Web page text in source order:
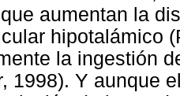
aumentan la
hipotalámico
la ingestión
1998). Y aunque